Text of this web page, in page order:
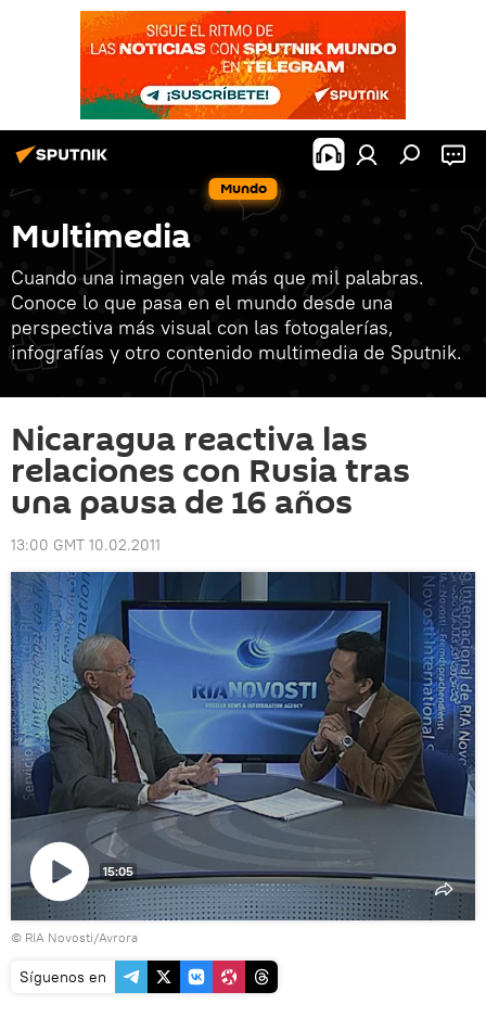
Mundo
Multimedia
Cuando una imagen vale más que mil palabras.
Conoce lo que pasa en el mundo desde una
perspectiva más visual con las fotogalerías,
infografías y otro contenido multimedia de Sputnik.
Nicaragua reactiva las
relaciones con Rusia tras
una pausa de 16 años
13:00 GMT 10.02.2011
Reproducir
vídeo
15:05
© RIA Novosti/Avrora
Síguenos en